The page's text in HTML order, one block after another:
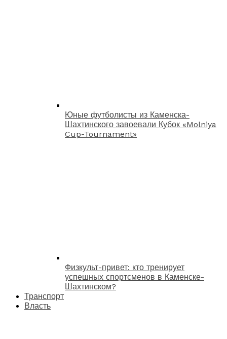
Юные футболисты из Каменска-
Шахтинского завоевали Кубок «Molniya
Cup-Tournament»
Физкульт-привет: кто тренирует
успешных спортсменов в Каменске-
Шахтинском?
Транспорт
Власть